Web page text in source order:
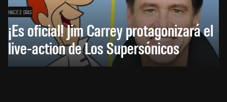
HACE 2 DÍAS
¡Es oficial! Jim Carrey protagonizará el
live-action de Los Supersónicos